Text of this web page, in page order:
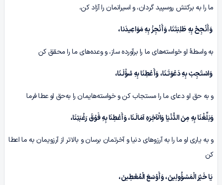
ما را به برکتش روسپید گردان، و اسیرانمان را آزاد کن،
وَأَنْجِحْ بِهِ طَلِبَتَنَا، وَأَنْجِزْ بِهِ مَوَاعِیدَنا،
به واسطۀ او خواسته‌های ما را برآورده ساز، و وعده‌های ما را محقق کن
وَاسْتَجِبْ بِهِ دَعْوَتَـنَا، وَأَعْطِنَا بِهِ سُؤْلَـنَا،
و به حق او دعای ما را مستجاب کن و خواسته‌هایمان را به‌حق او عطا فرما
وَبَلِّغْنَا بِهِ مِنَ الدُّنْیَا وَالْآخِرَهِ آمَالَـنَا، وَأَعْطِنَا بِهِ فَوْقَ رَغْبَتِنَا،
و به یاری او ما را به آرزوهای دنیا و آخرتمان برسان و بالاتر از آرزویمان به ما اعطا
کن
یَا خَیْرَ الْمَسْؤُولِینَ، وَأَوْسَعَ الْمُعْطِینَ،